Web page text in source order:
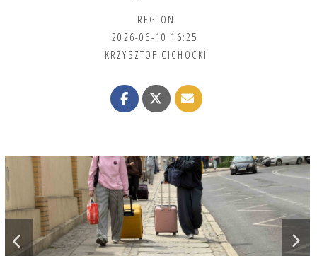
REGION
2026-06-10 16:25
KRZYSZTOF CICHOCKI